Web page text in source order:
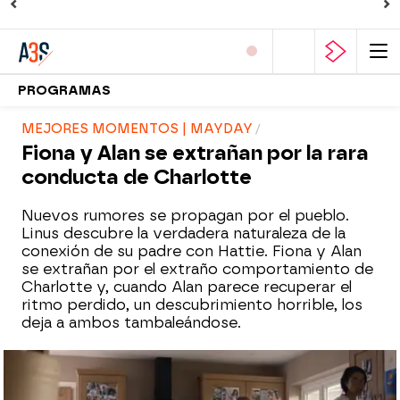
PROGRAMAS
MEJORES MOMENTOS | MAYDAY
Fiona y Alan se extrañan por la rara
conducta de Charlotte
Nuevos rumores se propagan por el pueblo.
Linus descubre la verdadera naturaleza de la
conexión de su padre con Hattie. Fiona y Alan
se extrañan por el extraño comportamiento de
Charlotte y, cuando Alan parece recuperar el
ritmo perdido, un descubrimiento horrible, los
deja a ambos tambaleándose.